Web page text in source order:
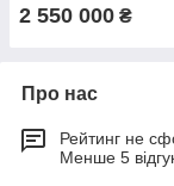
2 550 000 ₴
Про нас
Рейтинг не
Менше 5